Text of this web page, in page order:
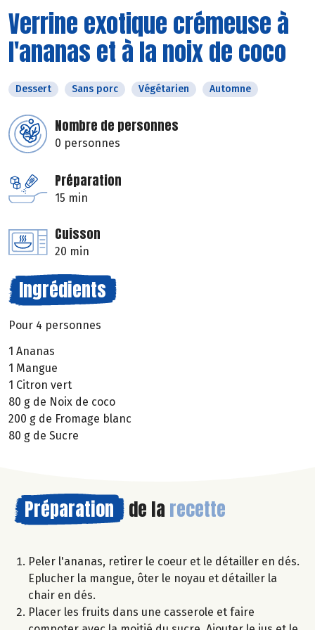
Verrine exotique crémeuse à
l'ananas et à la noix de coco
Dessert Sans porc Végétarien Automne
Nombre de personnes
0 personnes
Préparation
15 min
Cuisson
20 min
Ingrédients
Pour 4 personnes
1 Ananas
1 Mangue
1 Citron vert
80 g de Noix de coco
200 g de Fromage blanc
80 g de Sucre
Préparation de la recette
Peler l'ananas, retirer le coeur et le détailler en dés.
Eplucher la mangue, ôter le noyau et détailler la
chair en dés.
Placer les fruits dans une casserole et faire